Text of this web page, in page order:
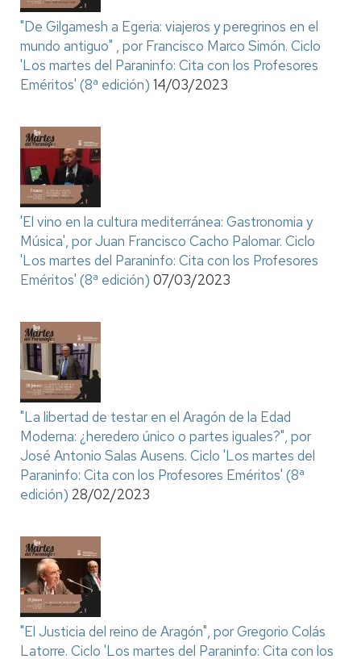
"De Gilgamesh a Egeria: viajeros y peregrinos en el
mundo antiguo" , por Francisco Marco Simón. Ciclo
'Los martes del Paraninfo: Cita con los Profesores
Eméritos' (8ª edición) 14/03/2023
'El vino en la cultura mediterránea: Gastronomia y
Música', por Juan Francisco Cacho Palomar. Ciclo
'Los martes del Paraninfo: Cita con los Profesores
Eméritos' (8ª edición) 07/03/2023
"La libertad de testar en el Aragón de la Edad
Moderna: ¿heredero único o partes iguales?", por
José Antonio Salas Ausens. Ciclo 'Los martes del
Paraninfo: Cita con los Profesores Eméritos' (8ª
edición) 28/02/2023
"El Justicia del reino de Aragón", por Gregorio Colás
Latorre. Ciclo 'Los martes del Paraninfo: Cita con los